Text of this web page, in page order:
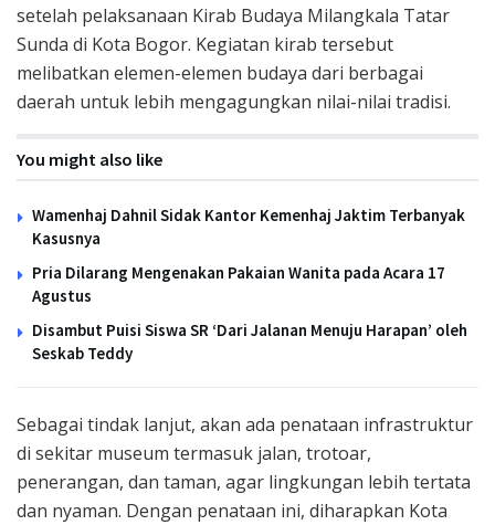
setelah pelaksanaan Kirab Budaya Milangkala Tatar
Sunda di Kota Bogor. Kegiatan kirab tersebut
melibatkan elemen-elemen budaya dari berbagai
daerah untuk lebih mengagungkan nilai-nilai tradisi.
You might also like
Wamenhaj Dahnil Sidak Kantor Kemenhaj Jaktim Terbanyak
Kasusnya
Pria Dilarang Mengenakan Pakaian Wanita pada Acara 17
Agustus
Disambut Puisi Siswa SR ‘Dari Jalanan Menuju Harapan’ oleh
Seskab Teddy
Sebagai tindak lanjut, akan ada penataan infrastruktur
di sekitar museum termasuk jalan, trotoar,
penerangan, dan taman, agar lingkungan lebih tertata
dan nyaman. Dengan penataan ini, diharapkan Kota